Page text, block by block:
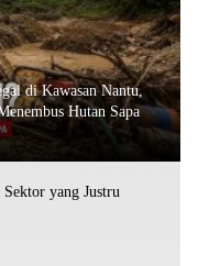
di Kawasan Nantu,
Hutan Sapa
yang Justru